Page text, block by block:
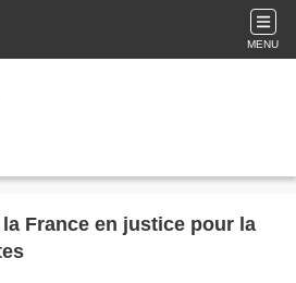
MENU
France en justice pour la